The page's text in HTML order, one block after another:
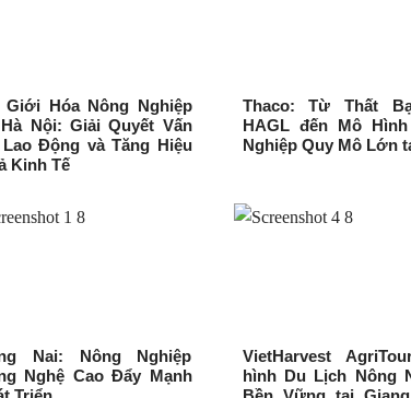
Giới Hóa Nông Nghiệp
Nội: Giải Quyết Vấn
Động và Tăng Hiệu
Kinh Tế
Thaco: Từ Thất
HAGL đến Mô
Nghiệp Quy Mô Lớn
Nai: Nông Nghiệp
Nghệ Cao Đẩy Mạnh
VietHarvest
hình Du Lịch Nông